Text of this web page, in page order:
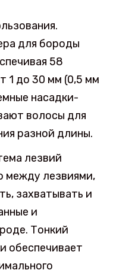
для бороды
58
1 до 30 мм (0,5 мм
насадки-
волосы для
разной длины.
лезвий
между лезвиями,
захватывать и
и
Тонкий
обеспечивает